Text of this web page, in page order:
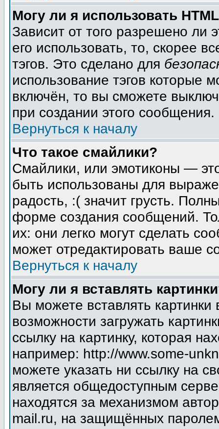
Могу ли я использовать
Зависит от того разрешено ли
его использовать, то, скорее
тэгов. Это сделано для
использование тэгов которые
включён, то вы сможете
при создании этого сообщения.
Вернуться к началу
Что такое смайлики?
Смайлики, или эмотиконы —
быть использованы для
радость, :( значит грусть.
форме создания сообщений.
их: они легко могут сделать
может отредактировать ваше
Вернуться к началу
Могу ли я вставлять
Вы можете вставлять
возможности загружать
ссылку на картинку, которая
например: http://www.some-
можете указать ни ссылку на
является общедоступным
находятся за механизмом
mail.ru, на защищённых